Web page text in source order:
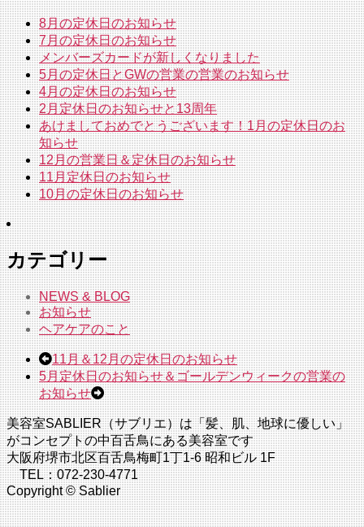
8月の定休日のお知らせ
7月の定休日のお知らせ
メンバーズカードが新しくなりました
5月の定休日とGWの営業の営業のお知らせ
4月の定休日のお知らせ
2月定休日のお知らせと13周年
あけましておめでとうございます！1月の定休日のお
知らせ
12月の営業日＆定休日のお知らせ
11月定休日のお知らせ
10月の定休日のお知らせ
カテゴリー
NEWS & BLOG
お知らせ
ヘアケアのこと
11月＆12月の定休日のお知らせ
5月定休日のお知らせ＆ゴールデンウィークの営業の
お知らせ
美容室SABLIER（サブリエ）は「髪、肌、地球に優しい」
がコンセプトの中百舌鳥にある美容室です
大阪府堺市北区百舌鳥梅町1丁1-6 昭和ビル 1F
TEL：072-230-4771
Copyright © Sablier